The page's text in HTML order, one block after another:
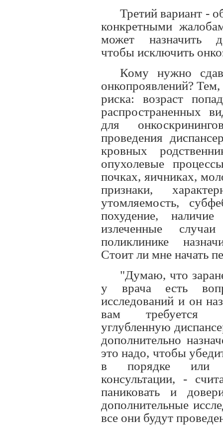
Третий вариант -
конкретными
может назначить
чтобы исключить
Кому нужно
онкопроявлений?
риска: возраст
распространенных
для
проведения
кровных
опухолевые
почках, яичниках,
признаки,
утомляемость,
похудение,
излеченные
поликлинике
Стоит ли мне начать
"Думаю, что
у врача есть
исследований и он
вам требуется
углубленную
дополнительно
это надо, чтобы
в порядке или
консультации, -
паниковать и
дополнительные
все они будут